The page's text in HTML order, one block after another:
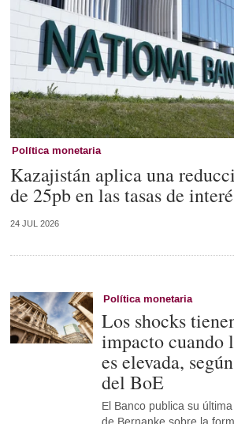
Política monetaria
Kazajistán aplica una
de 25pb en las tasas de
24 JUL 2026
Política monetaria
Los shocks
impacto cuando
es elevada,
del BoE
El Banco publica su